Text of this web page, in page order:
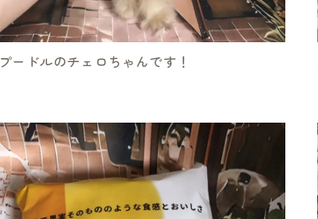
プードルのチェロちゃんです！